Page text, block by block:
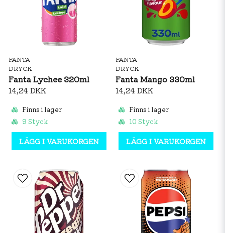
FANTA
DRYCK
Fanta Lychee 320ml
14,24 DKK
Finns i lager
9 Styck
LÄGG I VARUKORGEN
FANTA
DRYCK
Fanta Mango 330ml
14,24 DKK
Finns i lager
10 Styck
LÄGG I VARUKORGEN